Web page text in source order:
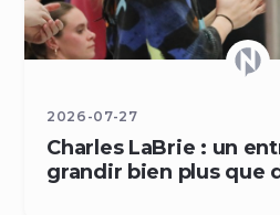
2026-07-27
Charles LaBrie : un
grandir bien plus que